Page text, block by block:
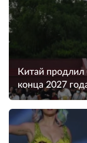
Китай
конца 2027